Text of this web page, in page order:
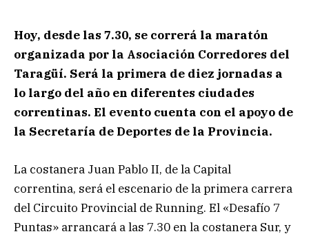
Hoy, desde las 7.30, se correrá la maratón
organizada por la Asociación Corredores del
Taragüí. Será la primera de diez jornadas a
lo largo del año en diferentes ciudades
correntinas. El evento cuenta con el apoyo de
la Secretaría de Deportes de la Provincia.
La costanera Juan Pablo II, de la Capital
correntina, será el escenario de la primera carrera
del Circuito Provincial de Running. El «Desafío 7
Puntas» arrancará a las 7.30 en la costanera Sur, y